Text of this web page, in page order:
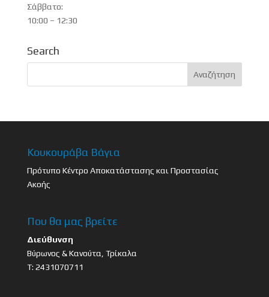
Σάββατο:
10:00 – 12:30
Search
Κουκουράβα Βάγια
Πρότυπο Κέντρο Αποκατάστασης και Προστασίας
Ακοής
Που θα μας βρείτε
Διεύθυνση
Βύρωνος & Κανούτα, Τρίκαλα
Τ: 2431070711